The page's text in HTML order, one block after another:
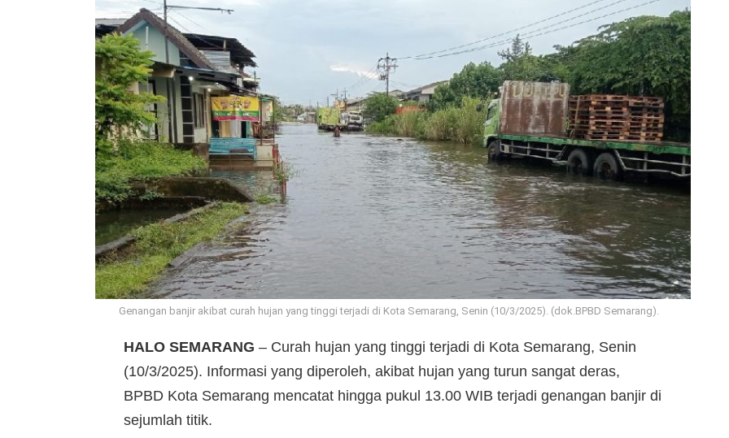
Genangan banjir akibat curah hujan yang tinggi terjadi di Kota Semarang, Senin (10/3/2025). (dok.BPBD Semarang).
HALO SEMARANG – Curah hujan yang tinggi terjadi di Kota Semarang, Senin
(10/3/2025). Informasi yang diperoleh, akibat hujan yang turun sangat deras,
BPBD Kota Semarang mencatat hingga pukul 13.00 WIB terjadi genangan banjir di
sejumlah titik.